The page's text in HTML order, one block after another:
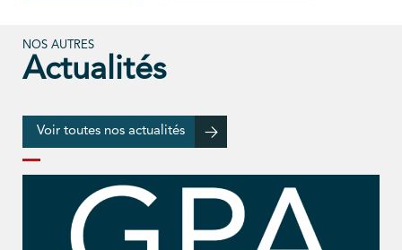
NOS AUTRES
Actualités
Voir toutes nos actualités